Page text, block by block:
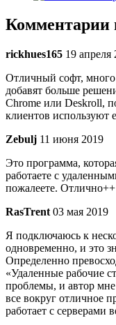
Комментарии
rickhues165 19 апреля
Отличный софт,
добавят больше
Chrome или Deskroll,
клиентов используют
Zebulj 11 июня 2019
Это программа,
работаете с
пожалеете. Отлично++
RasTrent 03 мая 2019
Я подключаюсь к
одновременно, и это
Определенно
«Удаленные рабочие
проблемы, и автор
все вокруг отличное
работает с серверами